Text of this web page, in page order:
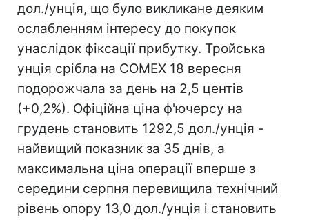
дол./унція, що було викликане деяким
ослабленням інтересу до покупок
унаслідок фіксації прибутку. Тройська
унція срібла на COMEX 18 вересня
подорожчала за день на 2,5 центів
(+0,2%). Офіційна ціна ф'ючерсу на
грудень становить 1292,5 дол./унція -
найвищий показник за 35 днів, а
максимальна ціна операції вперше з
середини серпня перевищила технічний
рівень опору 13,0 дол./унція і становить